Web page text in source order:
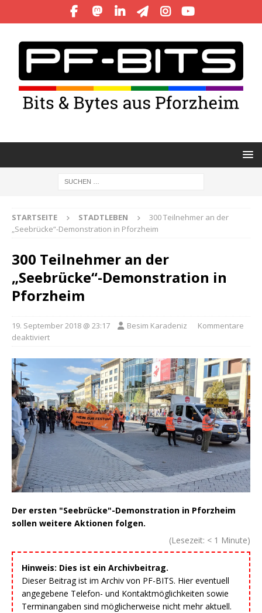
STARTSEITE STADTLEBEN
300 Teilnehmer an der
„Seebrücke“-Demonstration in Pforzheim
300 Teilnehmer an der
„Seebrücke“-Demonstration in
Pforzheim
19. September 2018 @ 23:17 Besim Karadeniz
Kommentare
deaktiviert
Der ersten "Seebrücke"-Demonstration in Pforzheim
sollen weitere Aktionen folgen.
(Lesezeit: < 1 Minute)
Hinweis: Dies ist ein Archivbeitrag.
Dieser Beitrag ist im Archiv von PF-BITS. Hier eventuell
angegebene Telefon- und Kontaktmöglichkeiten sowie
Terminangaben sind möglicherweise nicht mehr aktuell.